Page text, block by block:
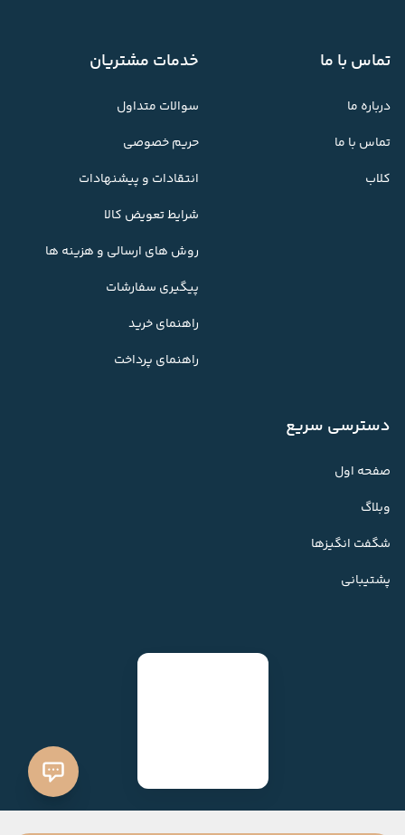
تماس با ما
درباره ما
تماس با ما
کلاب
خدمات مشتریان
سوالات متداول
حریم خصوصی
انتقادات و پیشنهادات
شرایط تعویض کالا
روش های ارسالی و هزینه ها
پیگیری سفارشات
راهنمای خرید
راهنمای پرداخت
دسترسی سریع
صفحه اول
وبلاگ
شگفت انگیزها
پشتیبانی